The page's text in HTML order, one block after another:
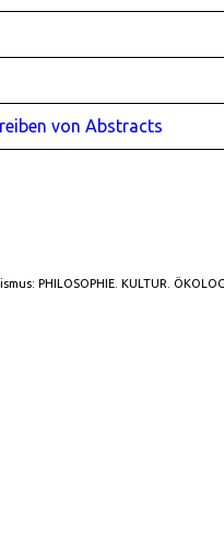
von Abstracts
PHILOSOPHIE. KULTUR.